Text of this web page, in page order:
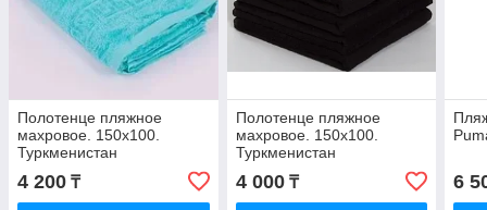
Полотенце пляжное
махровое. 150х100.
Туркменистан
4 200 ₸
Полотенце пляжное
махровое. 150х100.
Туркменистан
4 000₸ 6